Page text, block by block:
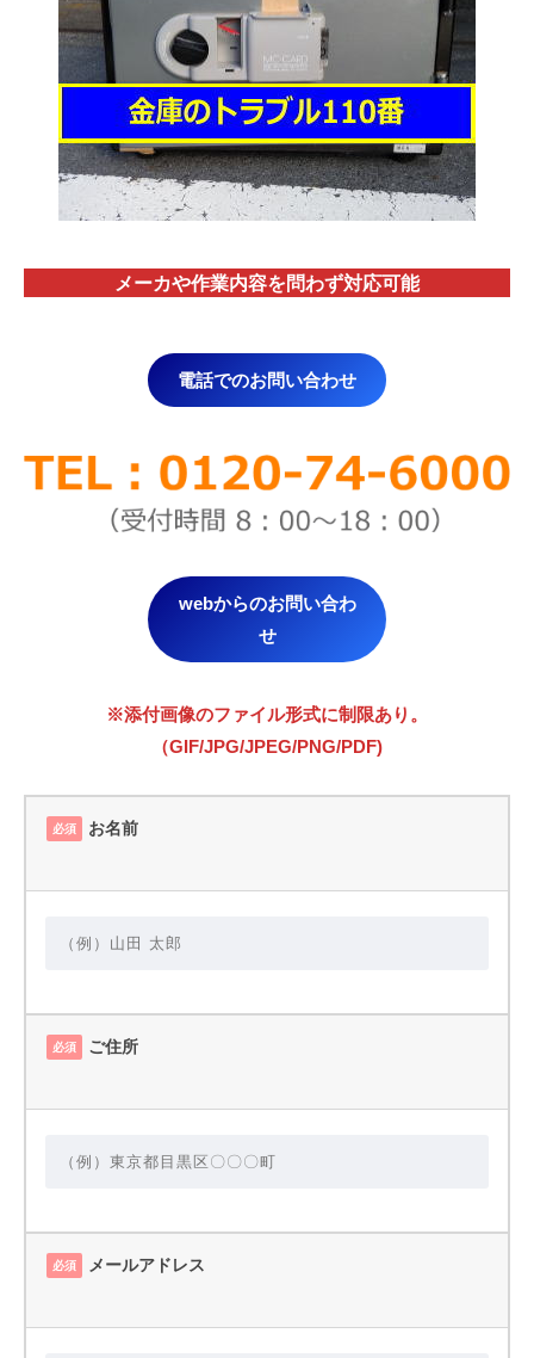
メーカや作業内容を問わず対応可能
電話でのお問い合わせ
webからのお問い合わ
せ
※添付画像のファイル形式に制限あり。
（GIF/JPG/JPEG/PNG/PDF)
必須 お名前
必須 ご住所
必須 メールアドレス